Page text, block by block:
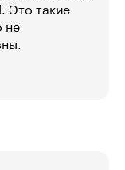
Это такие
не